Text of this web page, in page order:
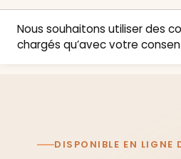
DISPONIBLE EN
chargés qu’avec votre